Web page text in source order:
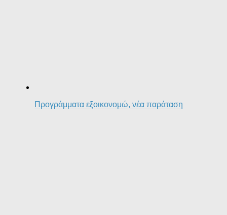
Προγράμματα εξοικονομώ, νέα παράταση